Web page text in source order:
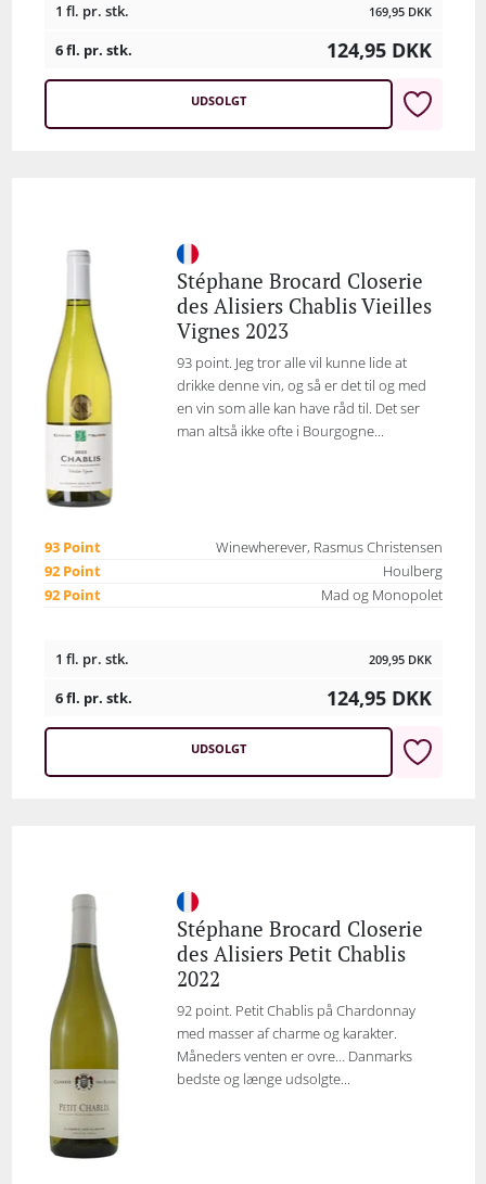
1 fl. pr. stk. 169,95 DKK
6 fl. pr. stk. 124,95 DKK
UDSOLGT
Stéphane Brocard Closerie
des Alisiers Chablis Vieilles
Vignes 2023
93 point. Jeg tror alle vil kunne lide at
drikke denne vin, og så er det til og med
en vin som alle kan have råd til. Det ser
man altså ikke ofte i Bourgogne...
93 Point
Winewherever, Rasmus Christensen
92 Point
Houlberg
92 Point
Mad og Monopolet
1 fl. pr. stk. 209,95 DKK
6 fl. pr. stk. 124,95 DKK
UDSOLGT
Stéphane Brocard Closerie
des Alisiers Petit Chablis
2022
92 point. Petit Chablis på Chardonnay
med masser af charme og karakter.
Måneders venten er ovre… Danmarks
bedste og længe udsolgte...